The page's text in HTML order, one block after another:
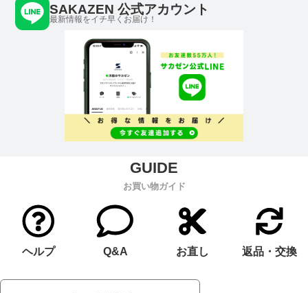
SAKAZEN 公式アカウント
最新情報をイチ早くお届け！
お買い物ガイド
ヘルプ Q&A お直し 返品・交換